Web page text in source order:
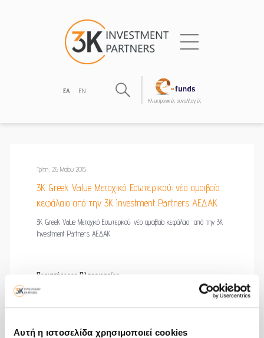
Αυτή η ιστοσελίδα χρησιμοποιεί cookies
ΕΛ EN
Hλεκτρονικές συναλλαγές
Τρίτη, 26 Μαΐου 2015
3K Greek Value Μετοχικό Εσωτερικού: νέο αμοιβαίο
κεφάλαιο από την 3K Investment Partners ΑΕΔΑΚ
3K Greek Value Μετοχικό Εσωτερικού: νέο αμοιβαίο κεφάλαιο από την 3K
Investment Partners ΑΕΔΑΚ
Περισσότερες Πληροφορίες